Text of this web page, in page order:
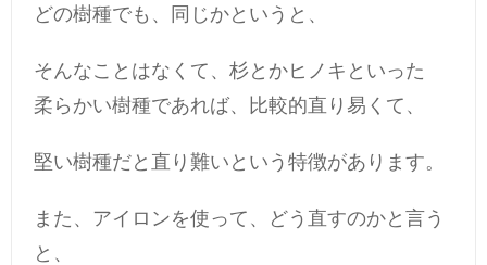
どの樹種でも、同じかというと、
そんなことはなくて、杉とかヒノキといった
柔らかい樹種であれば、比較的直り易くて、
堅い樹種だと直り難いという特徴があります。
また、アイロンを使って、どう直すのかと言う
と、